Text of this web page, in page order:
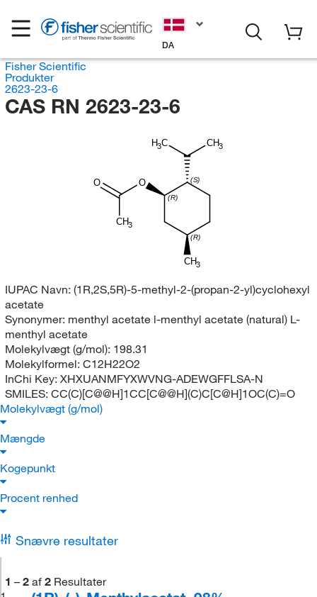
DA
Fisher Scientific
Produkter
2623-23-6
CAS RN 2623-23-6
H3C CH3
(S)
(R)
CH3
(R)
O
CH3
O
IUPAC Navn: (1R,2S,5R)-5-methyl-2-(propan-2-yl)cyclohexyl
acetate
Synonymer: menthyl acetate l-menthyl acetate (natural) L-
menthyl acetate
Molekylvægt (g/mol): 198.31
Molekylformel: C12H22O2
InChi Key: XHXUANMFYXWVNG-ADEWGFFLSA-N
SMILES: CC(C)[C@@H]1CC[C@@H](C)C[C@H]1OC(C)=O
Molekylvægt (g/mol)
Mængde
Kogepunkt
Procent renhed
Snævre resultater
1 – 2 af 2 Resultater